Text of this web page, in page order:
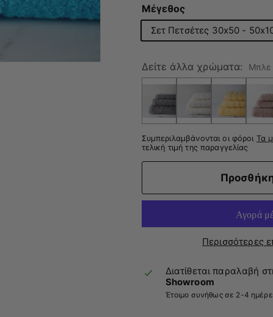
Μέγεθος
Σετ Πετσέτες 30x50 -
Δείτε άλλα χρώματα: Μπλε
Συμπεριλαμβάνονται οι φόροι Τα
τελική τιμή της παραγγελίας
Περισσότερες
Διατίθεται παραλαβή
Showroom
Έτοιμο συνήθως σε 2-4